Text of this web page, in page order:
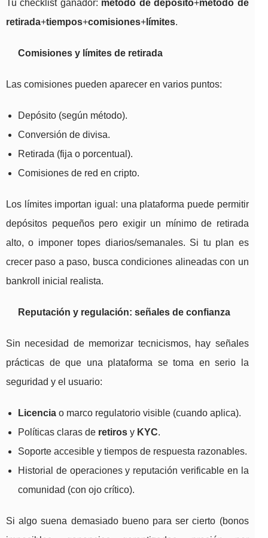
Tu checklist ganador: método de depósito+método de
retirada+tiempos+comisiones+ límites.
Comisiones y límites de retirada
Las comisiones pueden aparecer en varios puntos:
Depósito (según método).
Conversión de divisa.
Retirada (fija o porcentual).
Comisiones de red en cripto.
Los límites importan igual: una plataforma puede permitir
depósitos pequeños pero exigir un mínimo de retirada
alto, o imponer topes diarios/semanales. Si tu plan es
crecer paso a paso, busca condiciones alineadas con un
bankroll inicial realista.
Reputación y regulación: señales de confianza
Sin necesidad de memorizar tecnicismos, hay señales
prácticas de que una plataforma se toma en serio la
seguridad y el usuario:
Licencia o marco regulatorio visible (cuando aplica).
Políticas claras de retiros y KYC.
Soporte accesible y tiempos de respuesta razonables.
Historial de operaciones y reputación verificable en la
comunidad (con ojo crítico).
Si algo suena demasiado bueno para ser cierto (bonos